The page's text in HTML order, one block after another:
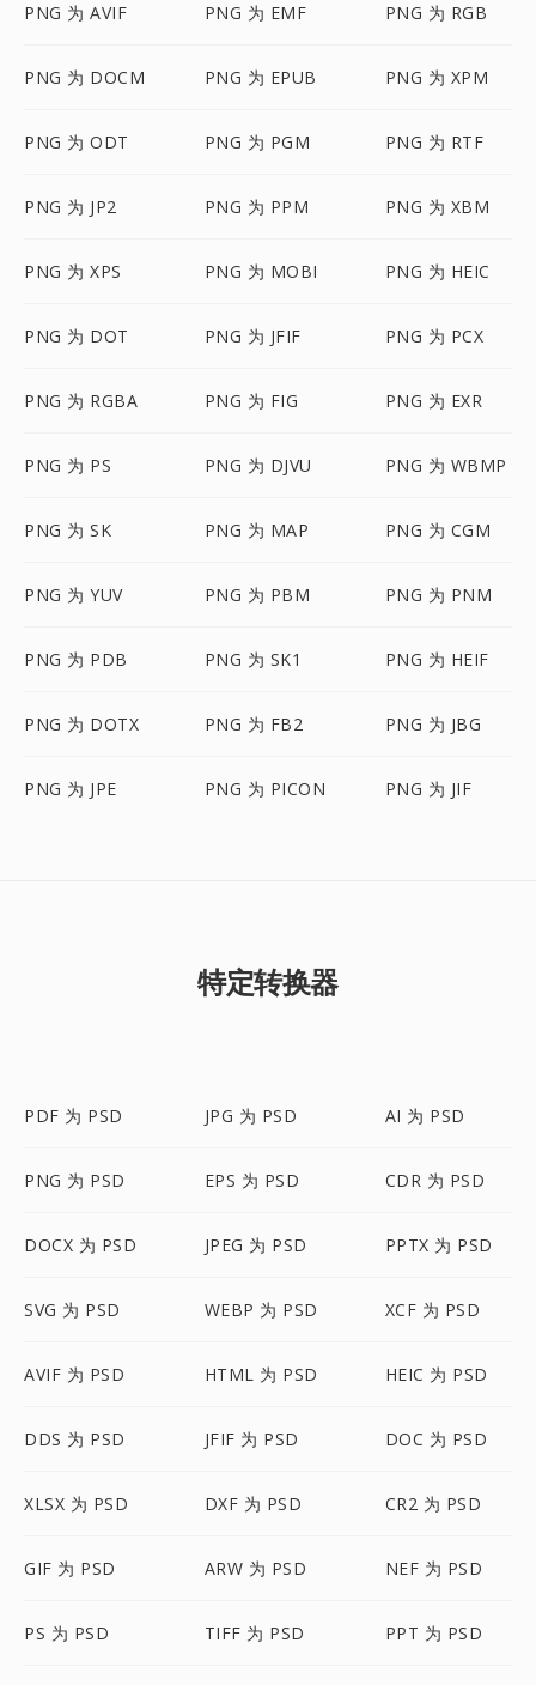
PNG 为 AVIF PNG 为 EMF PNG 为 RGB
PNG 为 DOCM PNG 为 EPUB PNG 为 XPM
PNG 为 ODT PNG 为 PGM PNG 为 RTF
PNG 为 JP2 PNG 为 PPM PNG 为 XBM
PNG 为 XPS PNG 为 MOBI PNG 为 HEIC
PNG 为 DOT PNG 为 JFIF PNG 为 PCX
PNG 为 RGBA PNG 为 FIG PNG 为 EXR
PNG 为 PS PNG 为 DJVU PNG 为 WBMP
PNG 为 SK PNG 为 MAP PNG 为 CGM
PNG 为 YUV PNG 为 PBM PNG 为 PNM
PNG 为 PDB PNG 为 SK1 PNG 为 HEIF
PNG 为 DOTX PNG 为 FB2 PNG 为 JBG
PNG 为 JPE PNG 为 PICON PNG 为 JIF
特定转换器
PDF 为 PSD JPG 为 PSD AI 为 PSD
PNG 为 PSD EPS 为 PSD CDR 为 PSD
DOCX 为 PSD JPEG 为 PSD PPTX 为 PSD
SVG 为 PSD WEBP 为 PSD XCF 为 PSD
AVIF 为 PSD HTML 为 PSD HEIC 为 PSD
DDS 为 PSD JFIF 为 PSD DOC 为 PSD
XLSX 为 PSD DXF 为 PSD CR2 为 PSD
GIF 为 PSD ARW 为 PSD NEF 为 PSD
PS 为 PSD TIFF 为 PSD PPT 为 PSD